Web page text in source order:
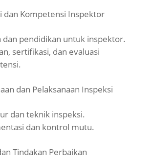
dan Kompetensi Inspektor
dan pendidikan untuk inspektor.
sertifikasi, dan evaluasi
dan Pelaksanaan Inspeksi
dan teknik inspeksi.
dan kontrol mutu.
Tindakan Perbaikan